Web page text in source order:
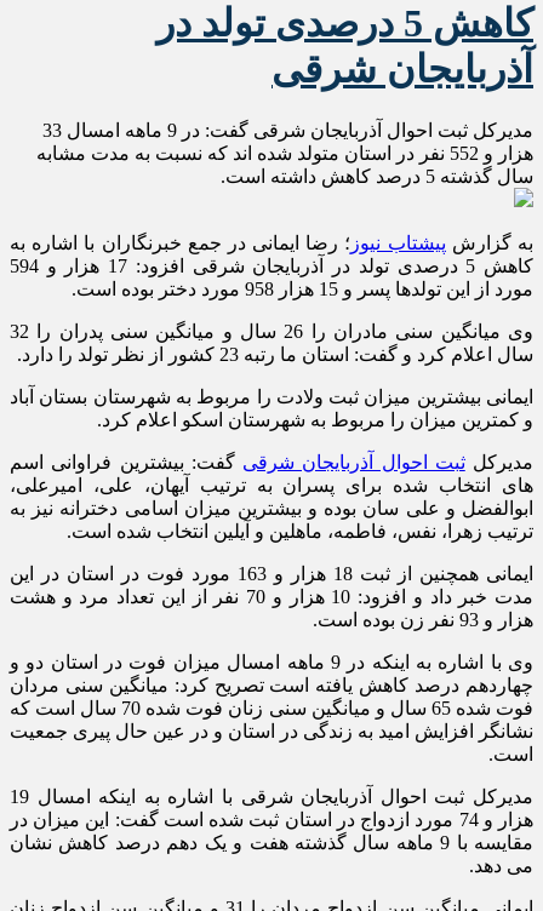
کاهش 5 درصدی تولد در
آذربایجان شرقی
مدیرکل ثبت احوال آذربایجان شرقی گفت: در 9 ماهه امسال 33
هزار و 552 نفر در استان متولد شده اند که نسبت به مدت مشابه
سال گذشته 5 درصد کاهش داشته است.
به گزارش پیشتاب نیوز ؛ رضا ایمانی در جمع خبرنگاران با اشاره به
کاهش 5 درصدی تولد در آذربایجان شرقی افزود: 17 هزار و 594
مورد از این تولدها پسر و 15 هزار 958 مورد دختر بوده است.
وی میانگین سنی مادران را 26 سال و میانگین سنی پدران را 32
سال اعلام کرد و گفت: استان ما رتبه 23 کشور از نظر تولد را دارد.
ایمانی بیشترین میزان ثبت ولادت را مربوط به شهرستان بستان آباد
و کمترین میزان را مربوط به شهرستان اسکو اعلام کرد.
مدیرکلثبت احوال آذربایجان شرقی گفت: بیشترین فراوانی اسم
های انتخاب شده برای پسران به ترتیب آیهان، علی، امیرعلی،
ابوالفضل و علی سان بوده و بیشترین میزان اسامی دخترانه نیز به
ترتیب زهرا، نفس، فاطمه، ماهلین و آیلین انتخاب شده است.
ایمانی همچنین از ثبت 18 هزار و 163 مورد فوت در استان در این
مدت خبر داد و افزود: 10 هزار و 70 نفر از این تعداد مرد و هشت
هزار و 93 نفر زن بوده است.
وی با اشاره به اینکه در 9 ماهه امسال میزان فوت در استان دو و
چهاردهم درصد کاهش یافته است تصریح کرد: میانگین سنی مردان
فوت شده 65 سال و میانگین سنی زنان فوت شده 70 سال است که
نشانگر افزایش امید به زندگی در استان و در عین حال پیری جمعیت
است.
مدیرکل ثبت احوال آذربایجان شرقی با اشاره به اینکه امسال 19
هزار و 74 مورد ازدواج در استان ثبت شده است گفت: این میزان در
مقایسه با 9 ماهه سال گذشته هفت و یک دهم درصد کاهش نشان
می دهد.